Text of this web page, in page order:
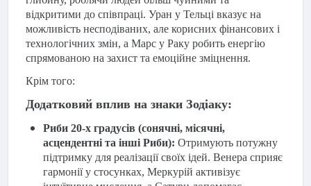
відкритими до співпраці. Уран у Тельці вказує на
можливість несподіваних, але корисних фінансових і
технологічних змін, а Марс у Раку робить енергію
спрямованою на захист та емоційне зміцнення.
Крім того:
Додатковий вплив на знаки Зодіаку:
Риби 20-х градусів (сонячні, місячні,
асцендентні та інші Риби): Отримують потужну
підтримку для реалізації своїх ідей. Венера сприяє
гармонії у стосунках, Меркурій активізує